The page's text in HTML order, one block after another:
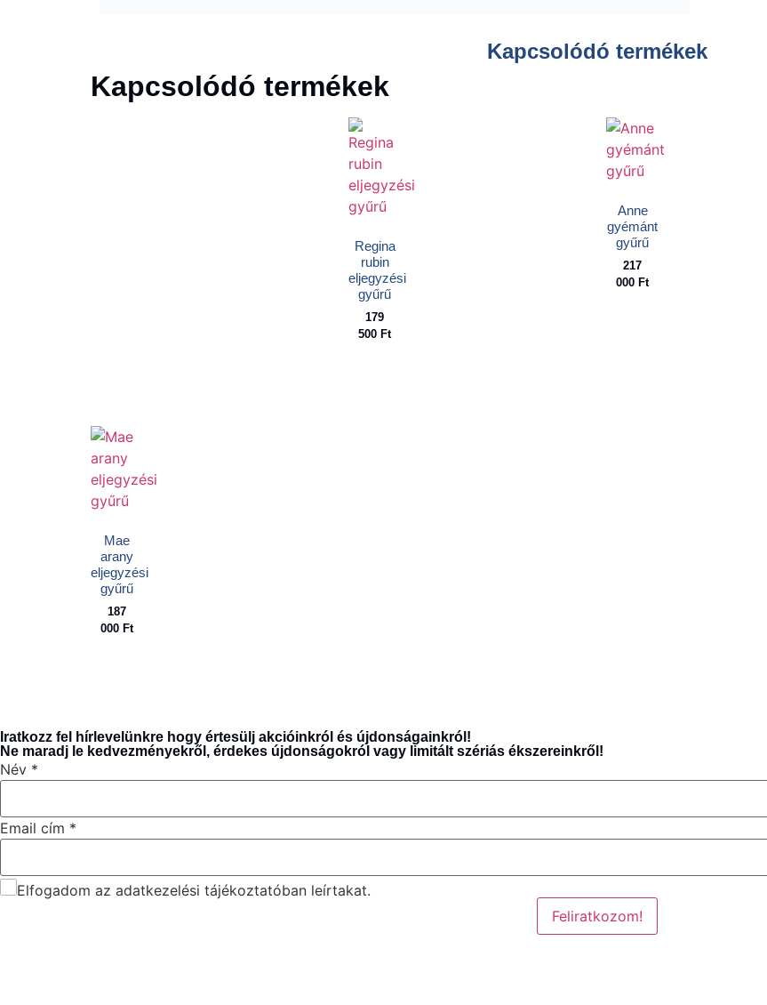
Kapcsolódó termékek
Kapcsolódó termékek
Regina
rubin
eljegyzési
gyűrű
179
500 Ft
Anne
gyémánt
gyűrű
217
000 Ft
Mae
arany
eljegyzési
gyűrű
187
000 Ft
Iratkozz fel hírlevelünkre hogy értesülj akcióinkról és újdonságainkról!
Ne maradj le kedvezményekről, érdekes újdonságokról vagy limitált szériás ékszereinkről!
Név *
Email cím *
Elfogadom az adatkezelési tájékoztatóban leírtakat.
Feliratkozom!